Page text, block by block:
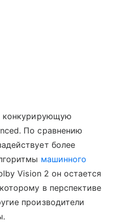
конкурирующую
По сравнению
более
машинного
Vision 2 он остается
в перспективе
производители